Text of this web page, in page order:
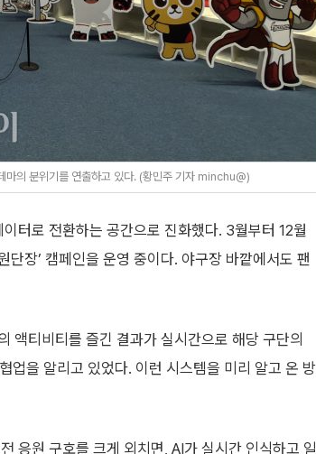
의 분위기를 연출하고 있다. (황민주 기자 minchu@)
터로 전환하는 공간으로 진화했다. 3월부터 12월
장’ 캠페인을 운영 중이다. 야구장 바깥에서도 팬
액티비티를 즐긴 결과가 실시간으로 해당 구단의
업을 알리고 있었다. 이런 시스템을 미리 알고 온 방
응원 구호를 크게 외치면, AI가 실시간 인식하고 일